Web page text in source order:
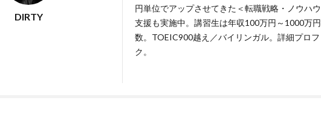
DIRTY
円単位でアップさせてきた＜転職戦略・ノウハ
支援も実施中。講習生は年収100万円～1000万
数。TOEIC900越え／バイリンガル。詳細プロ
ク 。